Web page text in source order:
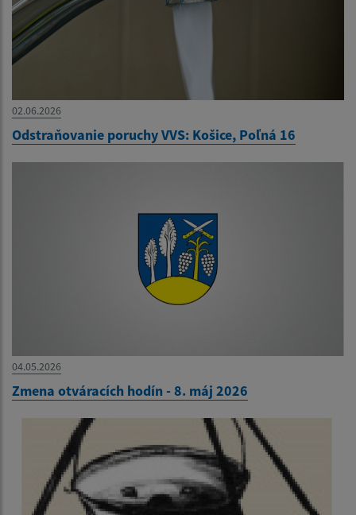
02.06.2026
Odstraňovanie poruchy VVS: Košice, Poľná 16
04.05.2026
Zmena otváracích hodín - 8. máj 2026